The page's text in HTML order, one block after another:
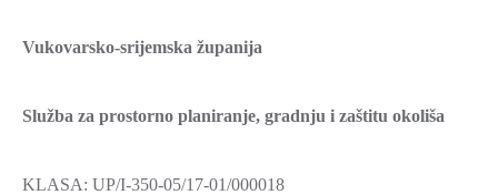
Vukovarsko-srijemska županija
Služba za prostorno planiranje, gradnju i zaštitu okoliša
KLASA: UP/I-350-05/17-01/000018